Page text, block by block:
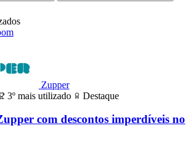
Zupper
3º mais utilizado Destaque
com descontos imperdíveis no